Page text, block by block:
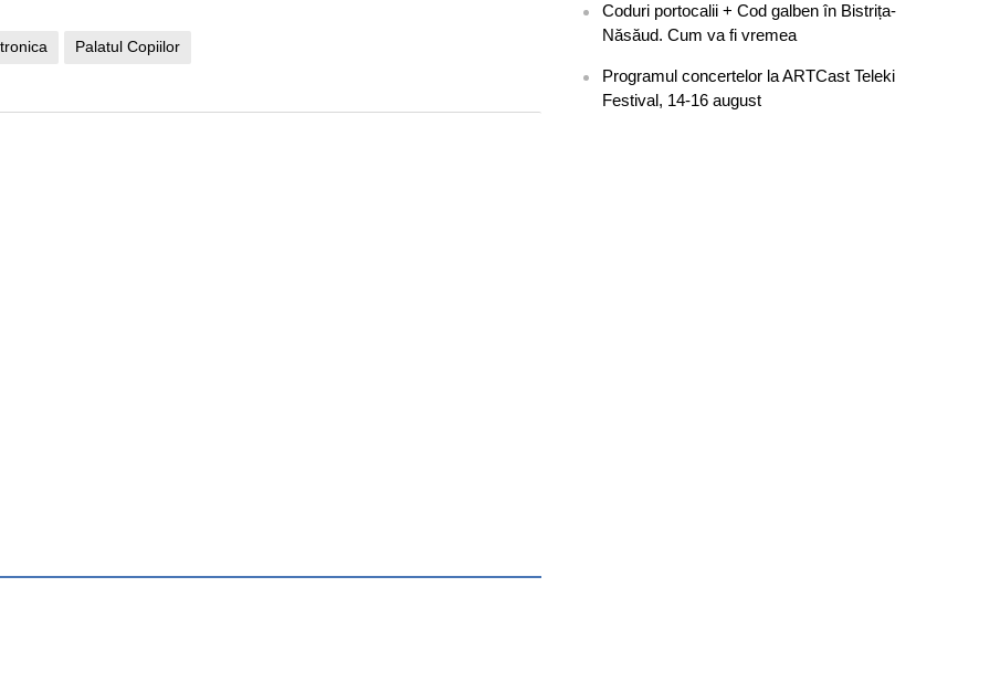
Palatul Copiilor
Coduri portocalii + Cod galben în Bistrița-
Năsăud. Cum va fi vremea
Programul concertelor la ARTCast Teleki
Festival, 14-16 august